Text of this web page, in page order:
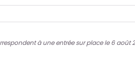
à une entrée sur place le 6 août